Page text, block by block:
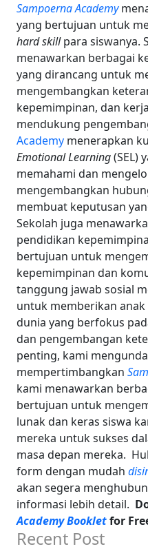
Sampoerna Academy
yang bertujuan untuk
hard skillpara siswanya.
menawarkan berbagai
yang dirancang untuk
mengembangkan
kepemimpinan, dan
mendukung
Academy menerapkan
Emotional Learning(SEL)
memahami dan
mengembangkan
membuat keputusan
Sekolah juga
pendidikan
bertujuan untuk
kepemimpinan dan
tanggung jawab sosial
untuk memberikan
dunia yang berfokus
dan pengembangan
penting, kami
mempertimbangkan
kami menawarkan
bertujuan untuk
lunak dan keras siswa
mereka untuk sukses
masa depan mereka.
form dengan mudah
akan segera
informasi lebih detail.
Academy Bookletfor
Recent Post